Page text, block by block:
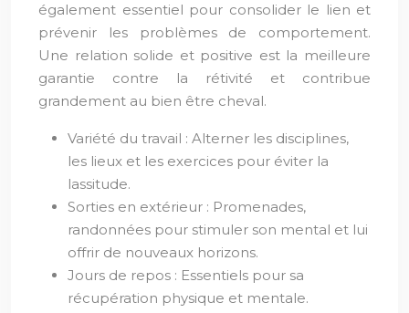
également essentiel pour consolider le lien et
prévenir les problèmes de comportement.
Une relation solide et positive est la meilleure
garantie contre la rétivité et contribue
grandement au bien être cheval.
Variété du travail : Alterner les disciplines,
les lieux et les exercices pour éviter la
lassitude.
Sorties en extérieur : Promenades,
randonnées pour stimuler son mental et lui
offrir de nouveaux horizons.
Jours de repos : Essentiels pour sa
récupération physique et mentale.